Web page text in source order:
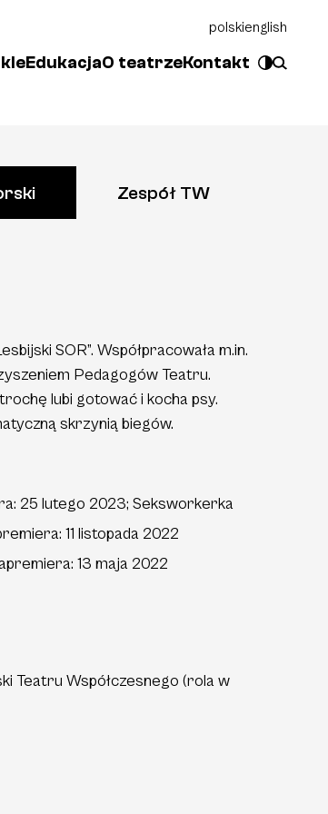
polskienglish
EdukacjaO teatrzeKontakt
Zespół TW
SOR”. Współpracowała m.in.
Pedagogów Teatru.
lubi gotować i kocha psy.
skrzynią biegów.
25 lutego 2023; Seksworkerka
11 listopada 2022
13 maja 2022
Teatru Współczesnego (rola w